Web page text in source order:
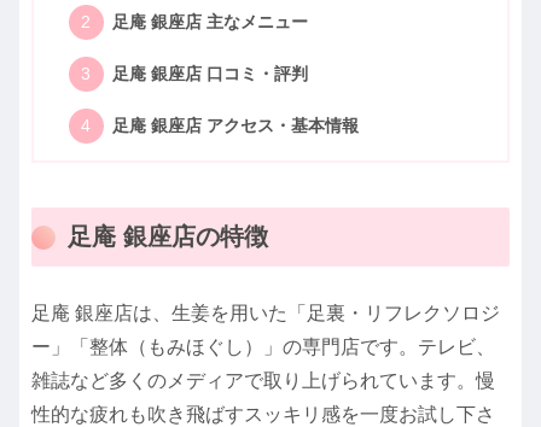
足庵 銀座店 主なメニュー
足庵 銀座店 口コミ・評判
足庵 銀座店 アクセス・基本情報
足庵 銀座店の特徴
足庵 銀座店は、生姜を用いた「足裏・リフレクソロジ
ー」「整体（もみほぐし）」の専門店です。テレビ、
雑誌など多くのメディアで取り上げられています。慢
性的な疲れも吹き飛ばすスッキリ感を一度お試し下さ